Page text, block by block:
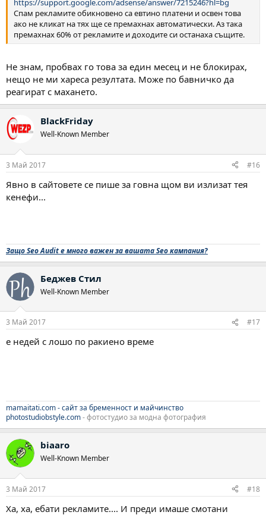
https://support.google.com/adsense/answer/7215246?hl=bg
Спам рекламите обикновено са евтино платени и освен това
ако не кликат на тях ще се премахнах автоматически. Аз така
премахнах 60% от рекламите и доходите си останаха същите.
Не знам, пробвах го това за един месец и не блокирах,
нещо не ми хареса резултата. Може по бавничко да
реагират с махането.
BlackFriday
Well-Known Member
3 Май 2017 #16
Явно в сайтовете се пише за говна щом ви излизат тея
кенефи...
Защо Seo Audit е много важен за вашата Seo кампания?
Беджев Стил
Well-Known Member
3 Май 2017 #17
е недей с лошо по ракиено време
mamaitati.com - сайт за бременност и майчинство
photostudiobstyle.com- фотостудио за модна фотография
biaaro
Well-Known Member
3 Май 2017 #18
Ха, ха, ебати рекламите.... И преди имаше смотани